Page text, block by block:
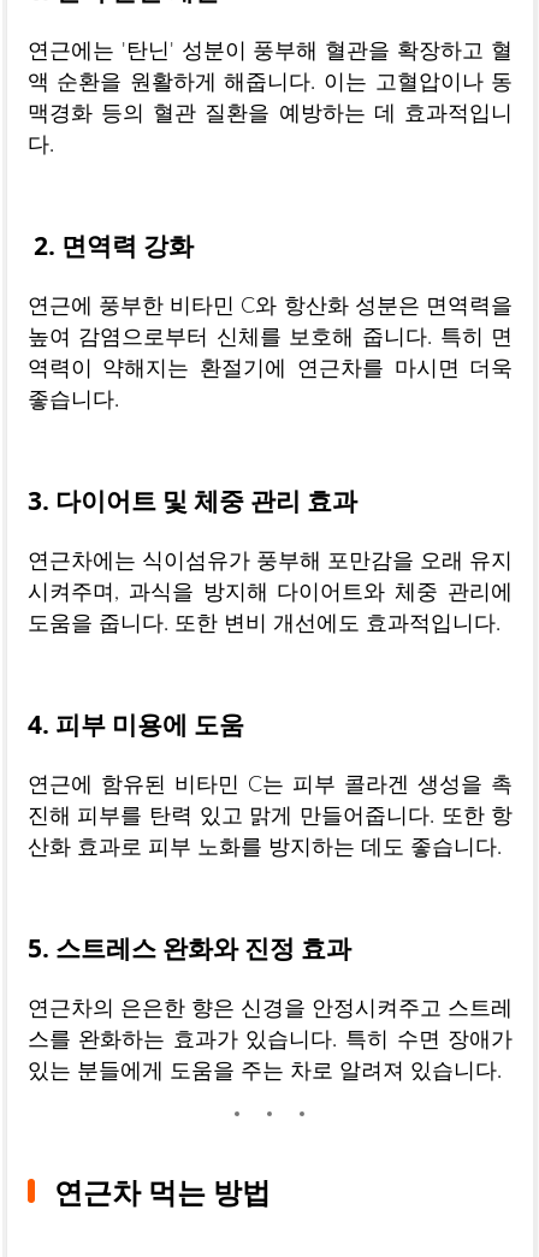
연근에는 '탄닌' 성분이 풍부해 혈관을 확장하고 혈
액 순환을 원활하게 해줍니다. 이는 고혈압이나 동
맥경화 등의 혈관 질환을 예방하는 데 효과적입니
다.
2. 면역력 강화
연근에 풍부한 비타민 C와 항산화 성분은 면역력을
높여 감염으로부터 신체를 보호해 줍니다. 특히 면
역력이 약해지는 환절기에 연근차를 마시면 더욱
좋습니다.
3. 다이어트 및 체중 관리 효과
연근차에는 식이섬유가 풍부해 포만감을 오래 유지
시켜주며, 과식을 방지해 다이어트와 체중 관리에
도움을 줍니다. 또한 변비 개선에도 효과적입니다.
4. 피부 미용에 도움
연근에 함유된 비타민 C는 피부 콜라겐 생성을 촉
진해 피부를 탄력 있고 맑게 만들어줍니다. 또한 항
산화 효과로 피부 노화를 방지하는 데도 좋습니다.
5. 스트레스 완화와 진정 효과
연근차의 은은한 향은 신경을 안정시켜주고 스트레
스를 완화하는 효과가 있습니다. 특히 수면 장애가
있는 분들에게 도움을 주는 차로 알려져 있습니다.
연근차 먹는 방법